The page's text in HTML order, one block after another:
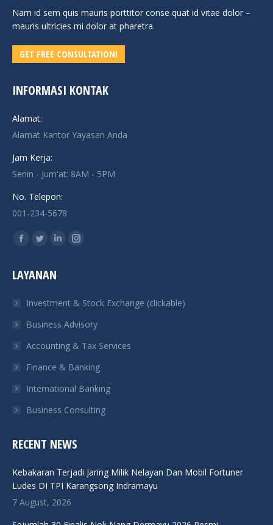
Nam id sem quis mauris porttitor conse quat id vitae dolor –
mauris ultricies mi dolor at pharetra.
GET FREE CONSULTATION!
INFORMASI KONTAK
Alamat:
Alamat Kantor Yayasan Anda
Jam Kerja:
Senin - Jum'at: 8AM - 5PM
No. Telepon:
001-234-5678
Find us on:
Facebook
opens
new
window
Twitter
opens
new
window
Linkedin
new
window
Instagram
new
window
LAYANAN
Investment & Stock Exchange (clickable)
Business Advisory
Accounting & Tax Services
Finance & Banking
International Banking
Business Consulting
RECENT NEWS
Kebakaran Terjadi Jaring Milik Nelayan Dan Mobil Fortuner
Ludes DI TPI Karangsong Indramayu
7 August, 2026